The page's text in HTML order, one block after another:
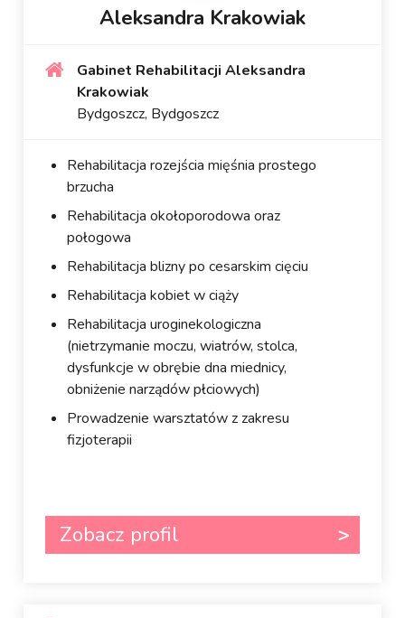
Aleksandra Krakowiak
Gabinet Rehabilitacji Aleksandra
Krakowiak
Bydgoszcz, Bydgoszcz
Rehabilitacja rozejścia mięśnia prostego
brzucha
Rehabilitacja okołoporodowa oraz
połogowa
Rehabilitacja blizny po cesarskim cięciu
Rehabilitacja kobiet w ciąży
Rehabilitacja uroginekologiczna
(nietrzymanie moczu, wiatrów, stolca,
dysfunkcje w obrębie dna miednicy,
obniżenie narządów płciowych)
Prowadzenie warsztatów z zakresu
fizjoterapii
Zobacz profil